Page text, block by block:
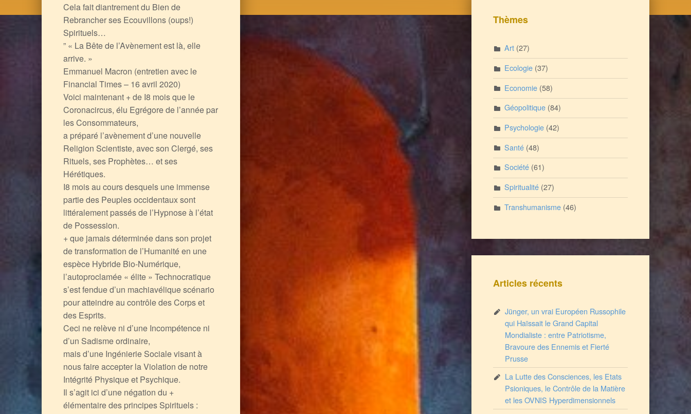
Cela fait diantrement du Bien de
Rebrancher ses Ecouvillons (oups!)
Spirituels…
” « La Bête de l’Avènement est là, elle
arrive. »
Emmanuel Macron (entretien avec le
Financial Times – 16 avril 2020)
Voici maintenant + de I8 mois que le
Coronacircus, élu Egrégore de l’année par
les Consommateurs,
a préparé l’avènement d’une nouvelle
Religion Scientiste, avec son Clergé, ses
Rituels, ses Prophètes… et ses
Hérétiques.
I8 mois au cours desquels une immense
partie des Peuples occidentaux sont
littéralement passés de l’Hypnose à l’état
de Possession.
+ que jamais déterminée dans son projet
de transformation de l’Humanité en une
espèce Hybride Bio-Numérique,
l’autoproclamée « élite » Technocratique
s’est fendue d’un machiavélique scénario
pour atteindre au contrôle des Corps et
des Esprits.
Ceci ne relève ni d’une Incompétence ni
d’un Sadisme ordinaire,
mais d’une Ingénierie Sociale visant à
nous faire accepter la Violation de notre
Intégrité Physique et Psychique.
Il s’agit ici d’une négation du +
élémentaire des principes Spirituels :
Thèmes
Art(27)
Ecologie(37)
Economie(58)
Géopolitique(84)
Psychologie(42)
Santé(48)
Société(61)
Spiritualité(27)
Transhumanisme(46)
Articles récents
Jünger, un vrai Européen Russophile
qui Haïssait le Grand Capital
Mondialiste : entre Patriotisme,
Bravoure des Ennemis et Fierté
Prusse
La Lutte des Consciences, les Etats
Psioniques, le Contrôle de la Matière
et les OVNIS Hyperdimensionnels